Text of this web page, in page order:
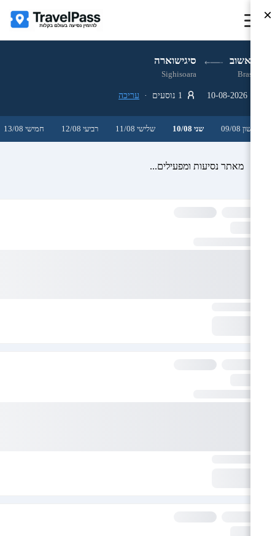
בראשוב סיגישוארה
Brasov
Sighisoara
עריכה
ראשון 09/08 שני 10/08 שלישי 11/08 רביעי 12/08 חמישי 13/08
מאתר נסיעות ומפעילים...
×